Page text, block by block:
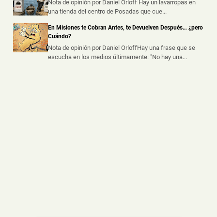
📅 5 ago 2026
Un trabajador sufrió graves lesiones tras caer desde
varios metros de altura mie...
Nota de opinión por Daniel Orloff Hay un lavarropas en
una tienda del centro de Posadas que cue...
En Misiones te Cobran Antes, te Devuelven Después… ¿pero
Cuándo?
Nota de opinión por Daniel OrloffHay una frase que se
escucha en los medios últimamente: "No hay una...